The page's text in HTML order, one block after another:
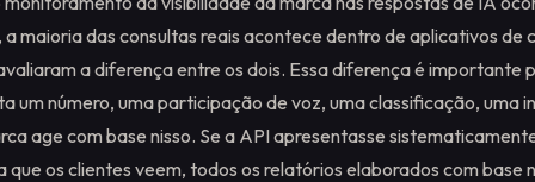
maioria das consultas reais acontece dentro de aplicativos de
a diferença entre os dois. Essa diferença é importante
um número, uma participação de voz, uma classificação, uma
age com base nisso. Se a API apresentasse
que os clientes veem, todos os relatórios elaborados com base